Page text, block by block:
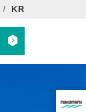
KR